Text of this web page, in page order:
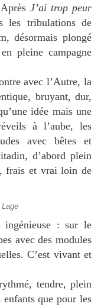
J’ai trop peur
les tribulations de
désormais plongé
pleine campagne
avec l’Autre, la
bruyant, dur,
idée mais une
à l’aube, les
avec bêtes et
d’abord plein
frais et vrai loin de
ingénieuse : sur le
avec des modules
C’est vivant et
tendre, plein
que pour les